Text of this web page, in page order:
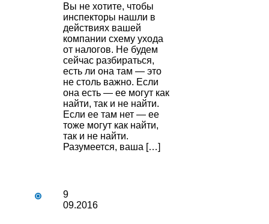
Вы не хотите, чтобы
инспекторы нашли в
действиях вашей
компании схему ухода
от налогов. Не будем
сейчас разбираться,
есть ли она там — это
не столь важно. Если
она есть — ее могут как
найти, так и не найти.
Если ее там нет — ее
тоже могут как найти,
так и не найти.
Разумеется, ваша […]
9
09.2016